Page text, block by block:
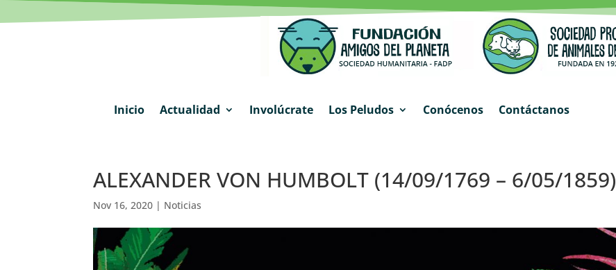
Inicio Actualidad Involúcrate Los Peludos Conócenos Contáctanos
ALEXANDER VON HUMBOLT (14/09/1769 – 6/05/1859)
Nov 16, 2020 | Noticias